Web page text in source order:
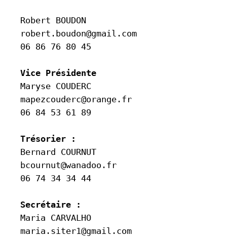
Robert BOUDON
robert.boudon@gmail.com
06 86 76 80 45
Vice Présidente
Maryse COUDERC
mapezcouderc@orange.fr
06 84 53 61 89
Trésorier :
Bernard COURNUT
bcournut@wanadoo.fr
06 74 34 34 44
Secrétaire :
Maria CARVALHO
maria.siter1@gmail.com